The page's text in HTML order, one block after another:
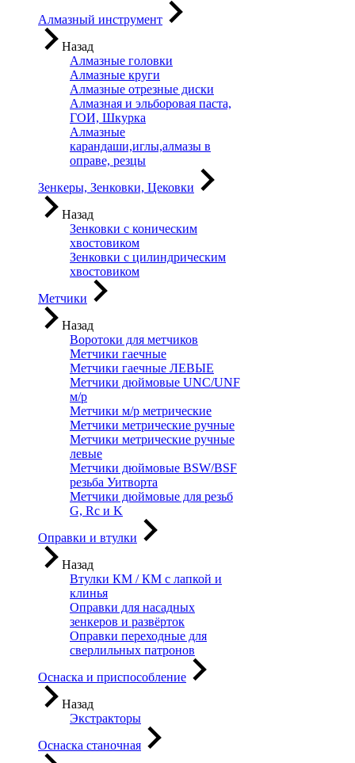
Алмазный инструмент
Назад
Алмазные головки
Алмазные круги
Алмазные отрезные диски
Алмазная и эльборовая паста,
ГОИ, Шкурка
Алмазные
карандаши,иглы,алмазы в
оправе, резцы
Зенкеры, Зенковки, Цековки
Назад
Зенковки с коническим
хвостовиком
Зенковки с цилиндрическим
хвостовиком
Метчики
Назад
Воротоки для метчиков
Метчики гаечные
Метчики гаечные ЛЕВЫЕ
Метчики дюймовые UNC/UNF
м/р
Метчики м/р метрические
Метчики метрические ручные
Метчики метрические ручные
левые
Метчики дюймовые BSW/BSF
резьба Уитворта
Метчики дюймовые для резьб
G, Rc и K
Оправки и втулки
Назад
Втулки КМ / КМ с лапкой и
клинья
Оправки для насадных
зенкеров и развёрток
Оправки переходные для
сверлильных патронов
Оснаска и приспособление
Назад
Экстракторы
Оснаска станочная